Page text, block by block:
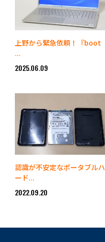
上野から緊急依頼！『boot
...
2025.06.09
認識が不安定なポータブルハ
ード...
2022.09.20